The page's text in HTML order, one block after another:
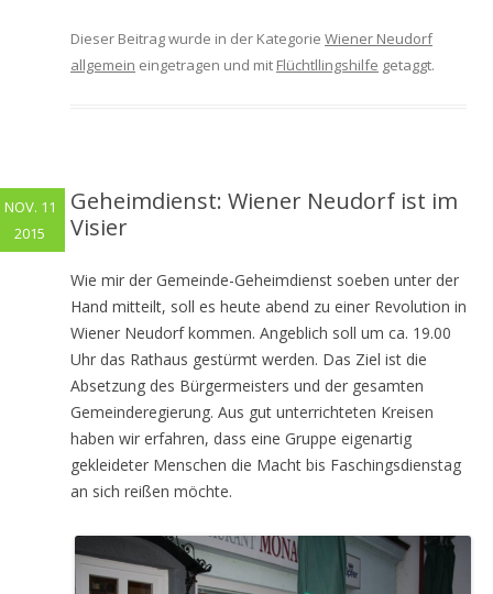
Dieser Beitrag wurde in der Kategorie Wiener Neudorf
allgemein eingetragen und mit Flüchtllingshilfe getaggt.
Geheimdienst: Wiener Neudorf ist im
Visier
Wie mir der Gemeinde-Geheimdienst soeben unter der
Hand mitteilt, soll es heute abend zu einer Revolution in
Wiener Neudorf kommen. Angeblich soll um ca. 19.00
Uhr das Rathaus gestürmt werden. Das Ziel ist die
Absetzung des Bürgermeisters und der gesamten
Gemeinderegierung. Aus gut unterrichteten Kreisen
haben wir erfahren, dass eine Gruppe eigenartig
gekleideter Menschen die Macht bis Faschingsdienstag
an sich reißen möchte.
NOV. 11
2015